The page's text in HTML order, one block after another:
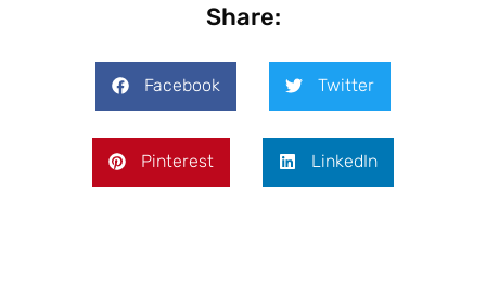
Share:
Facebook Twitter
Pinterest LinkedIn